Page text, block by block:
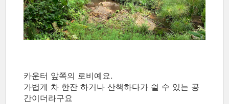
카운터 앞쪽의 로비예요.
가볍게 차 한잔 하거나 산책하다가 쉴 수 있는 공
간이더라구요